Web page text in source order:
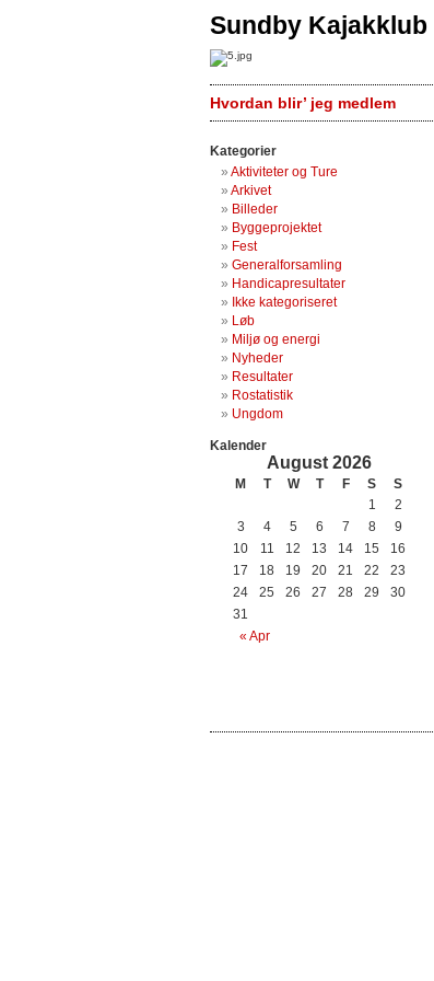
Sundby Kajakklub
Hvordan blir’ jeg medlem
Kategorier
Aktiviteter og Ture
Arkivet
Billeder
Byggeprojektet
Fest
Generalforsamling
Handicapresultater
Ikke kategoriseret
Løb
Miljø og energi
Nyheder
Resultater
Rostatistik
Ungdom
Kalender
August 2026
M T W T F S S
« Apr
1
2
3
4 5 6 7 8
9
10
11 12 13 14 15
16
17
18 19 20 21 22
23
24
25 26 27 28 29
30
31